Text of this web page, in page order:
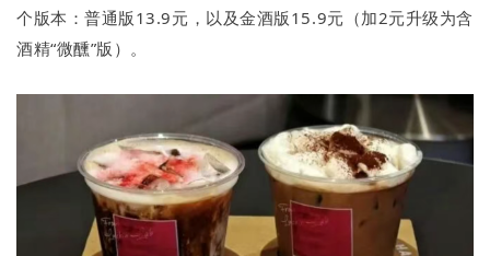
个版本：普通版13.9元，以及金酒版15.9元（加2元升级为含
酒精“微醺”版）。